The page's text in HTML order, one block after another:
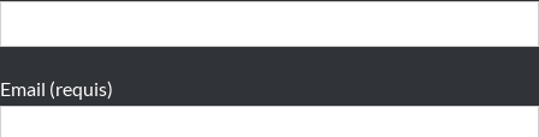
Email (requis)